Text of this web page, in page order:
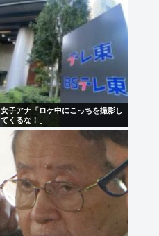
女子アナ「ロケ中にこっちを撮影し
てくるな！」